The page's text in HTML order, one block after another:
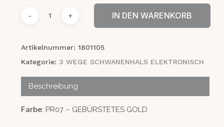
IN DEN WARENKORB
Artikelnummer: 1801105
Kategorie: 3 WEGE SCHWANENHALS ELEKTRONISCH
Beschreibung
Farbe: PR07 – GEBÜRSTETES GOLD